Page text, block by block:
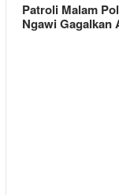
Patroli Malam
Ngawi